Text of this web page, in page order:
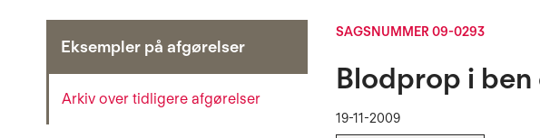
Eksempler på afgørelser
Arkiv over tidligere afgørelser
SAGSNUMMER 09-0293
Blodprop i
19-11-2009